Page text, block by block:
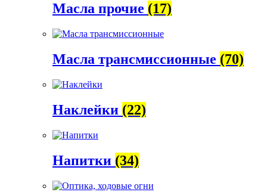
Масла прочие (17)
Масла трансмиссионные (70)
Наклейки (22)
Напитки (34)